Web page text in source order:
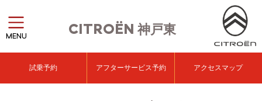
CITROËN神戸東
MENU
試乗予約 アフターサービス予約 アクセスマップ